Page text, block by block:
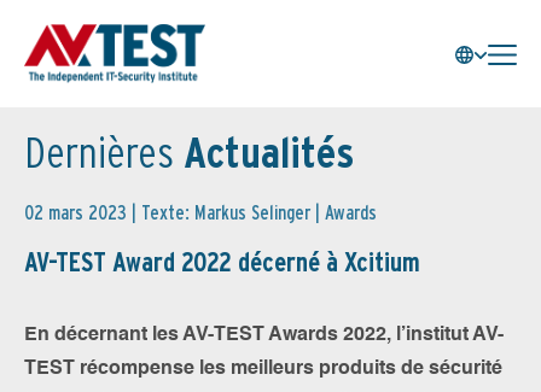
Dernières Actualités
02 mars 2023 | Texte: Markus Selinger | Awards
AV-TEST Award 2022 décerné à Xcitium
En décernant les AV-TEST Awards 2022, l’institut AV-
TEST récompense les meilleurs produits de sécurité